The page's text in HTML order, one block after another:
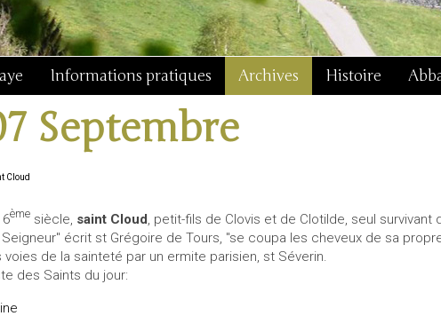
Informations pratiques Archives Histoire
Septembre
Cloud
6èmesiècle, saint Cloud, petit-fils de Clovis et de Clotilde, seul
Seigneur" écrit st Grégoire de Tours, "se coupa les cheveux de sa
voies de la sainteté par un ermite parisien, st Séverin.
des Saints du jour: